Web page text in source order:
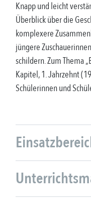
Knapp und leicht
Überblick über die
komplexere
jüngere
schildern. Zum Thema
Kapitel, 1. Jahrzehnt
Schülerinnen und